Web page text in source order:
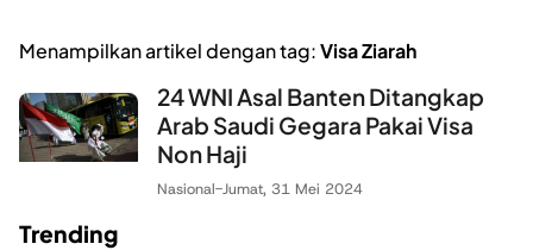
Menampilkan artikel dengan tag:Visa Ziarah
24 WNI Asal Banten Ditangkap
Arab Saudi Gegara Pakai Visa
Non Haji
Nasional-Jumat, 31 Mei 2024
Trending